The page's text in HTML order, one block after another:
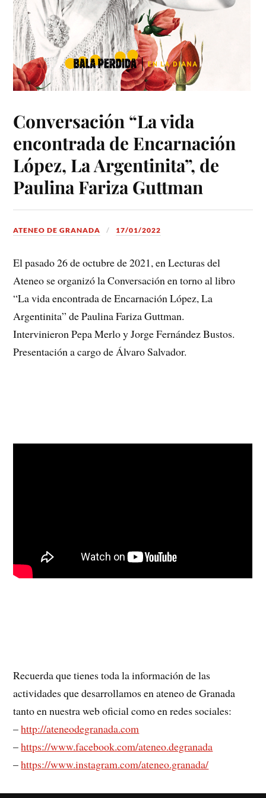
Conversación “La vida
encontrada de Encarnación
López, La Argentinita”, de
Paulina Fariza Guttman
ATENEO DE GRANADA 17/01/2022
El pasado 26 de octubre de 2021, en Lecturas del
Ateneo se organizó la Conversación en torno al libro
“La vida encontrada de Encarnación López, La
Argentinita” de Paulina Fariza Guttman.
Intervinieron Pepa Merlo y Jorge Fernández Bustos.
Presentación a cargo de Álvaro Salvador.
Recuerda que tienes toda la información de las
actividades que desarrollamos en ateneo de Granada
tanto en nuestra web oficial como en redes sociales:
–http://ateneodegranada.com
–https://www.facebook.com/ateneo.degranada
–https://www.instagram.com/ateneo.granada/